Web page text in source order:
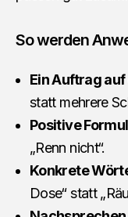
So werden
Ein Auftrag
statt mehrere
Positive
„Renn nicht“.
Konkrete
Dose“ statt